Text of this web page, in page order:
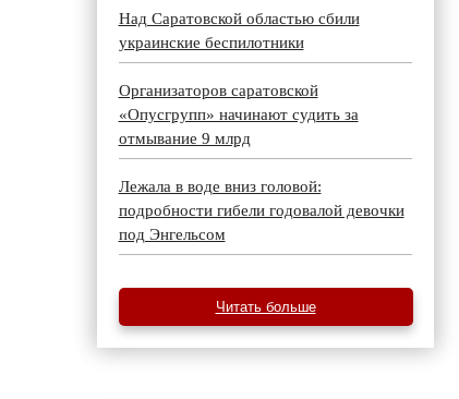
Над Саратовской областью сбили
украинские беспилотники
Организаторов саратовской
«Опусгрупп» начинают судить за
отмывание 9 млрд
Лежала в воде вниз головой:
подробности гибели годовалой девочки
под Энгельсом
Читать больше